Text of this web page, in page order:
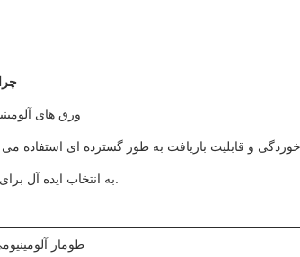
ورق های
و قابلیت بازیافت به طور گسترده ای استفاده
طومار